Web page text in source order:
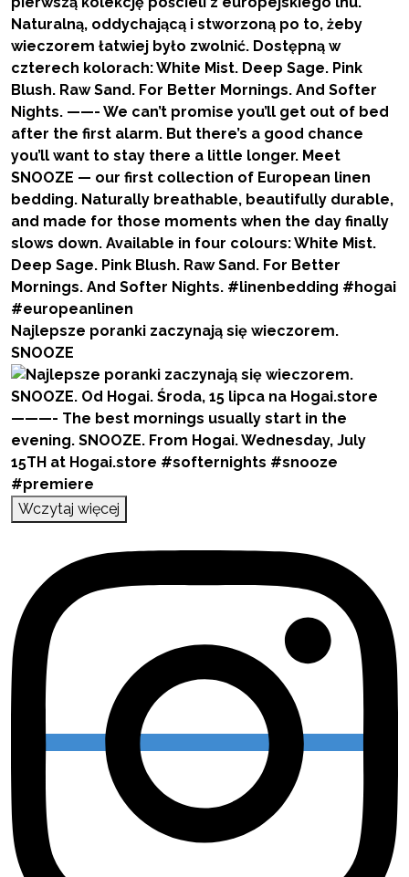
Najlepsze poranki zaczynają się wieczorem.
SNOOZE
Wczytaj więcej